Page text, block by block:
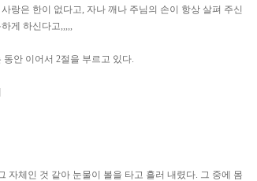
랑은 한이 없다고, 자나 깨나 주님의 손이 항상 살펴 주신
게 하신다고,,,,,
안 이어서 2절을 부르고 있다.
자체인 것 같아 눈물이 볼을 타고 흘러 내렸다. 그 중에 몸